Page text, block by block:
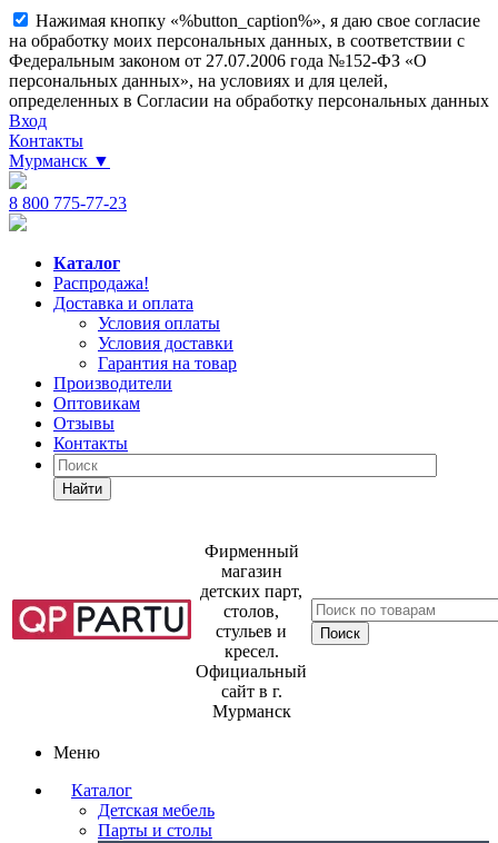
Нажимая кнопку «%button_caption%», я даю свое согласие
на обработку моих персональных данных, в соответствии с
Федеральным законом от 27.07.2006 года №152-ФЗ «О
персональных данных», на условиях и для целей,
определенных в Согласии на обработку персональных данных
Вход
Контакты
Мурманск ▼
8 800 775-77-23
Каталог
Распродажа!
Доставка и оплата
Условия оплаты
Условия доставки
Гарантия на товар
Производители
Оптовикам
Отзывы
Контакты
Найти
Фирменный
магазин
детских парт,
столов,
стульев и
кресел.
Официальный
сайт в г.
Мурманск
Меню
Каталог
Детская мебель
Парты и столы